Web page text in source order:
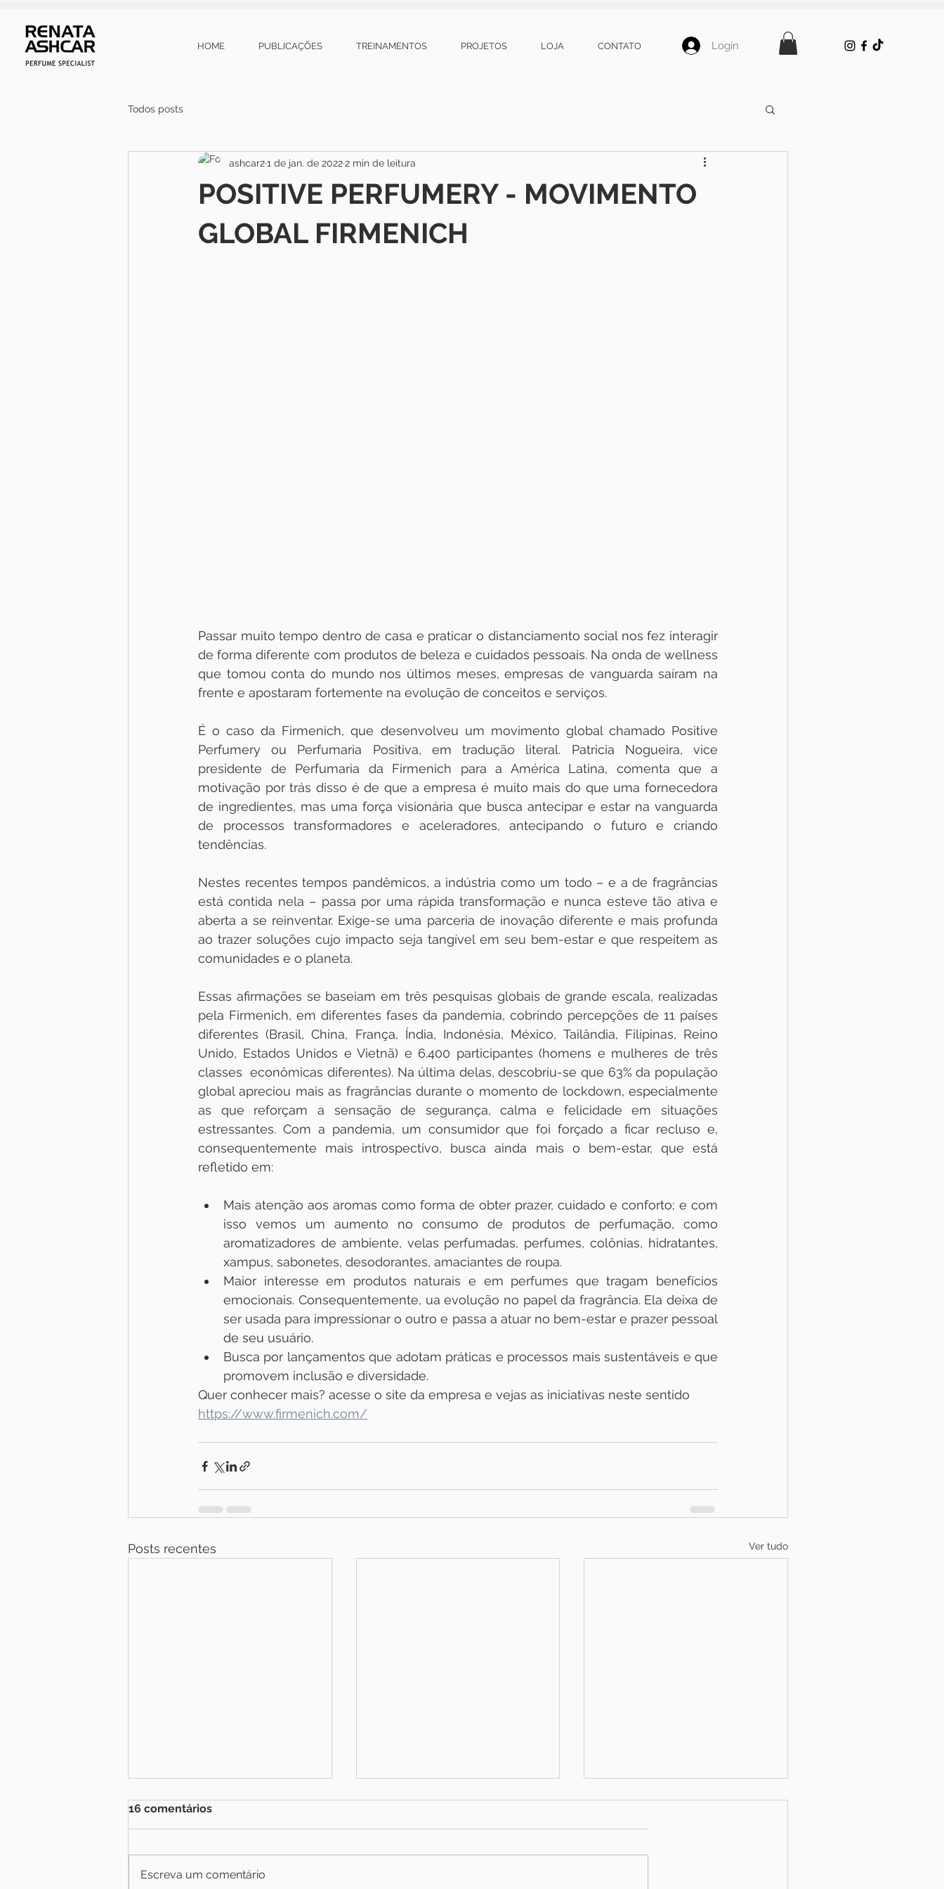
HOME PUBLICAÇÕES TREINAMENTOS PROJETOS LOJA CONTATO Login
Todos posts
POSITIVE PERFUMERY - MOVIMENTO
GLOBAL FIRMENICH
ashcar21 de jan. de 20222 min de leitura
Passar muito tempo dentro de casa e praticar o distanciamento social nos fez interagir
de forma diferente com produtos de beleza e cuidados pessoais. Na onda de wellness
que tomou conta do mundo nos últimos meses, empresas de vanguarda saíram na
frente e apostaram fortemente na evolução de conceitos e serviços.
É o caso da Firmenich, que desenvolveu um movimento global chamado Positive
Perfumery ou Perfumaria Positiva, em tradução literal. Patricia Nogueira, vice
presidente de Perfumaria da Firmenich para a América Latina, comenta que a
motivação por trás disso é de que a empresa é muito mais do que uma fornecedora
de ingredientes, mas uma força visionária que busca antecipar e estar na vanguarda
de processos transformadores e aceleradores, antecipando o futuro e criando
tendências.
Nestes recentes tempos pandêmicos, a indústria como um todo – e a de fragrâncias
está contida nela – passa por uma rápida transformação e nunca esteve tão ativa e
aberta a se reinventar. Exige-se uma parceria de inovação diferente e mais profunda
ao trazer soluções cujo impacto seja tangível em seu bem-estar e que respeitem as
comunidades e o planeta.
Essas afirmações se baseiam em três pesquisas globais de grande escala, realizadas
pela Firmenich, em diferentes fases da pandemia, cobrindo percepções de 11 países
diferentes (Brasil, China, França, Índia, Indonésia, México, Tailândia, Filipinas, Reino
Unido, Estados Unidos e Vietnã) e 6.400 participantes (homens e mulheres de três
classes  econômicas diferentes). Na última delas, descobriu-se que 63% da população
global apreciou mais as fragrâncias durante o momento de lockdown, especialmente
as que reforçam a sensação de segurança, calma e felicidade em situações
estressantes. Com a pandemia, um consumidor que foi forçado a ficar recluso e,
consequentemente mais introspectivo, busca ainda mais o bem-estar, que está
refletido em:
Mais atenção aos aromas como forma de obter prazer, cuidado e conforto; e com
isso vemos um aumento no consumo de produtos de perfumação, como
aromatizadores de ambiente, velas perfumadas, perfumes, colônias, hidratantes,
xampus, sabonetes, desodorantes, amaciantes de roupa.
Maior interesse em produtos naturais e em perfumes que tragam benefícios
emocionais. Consequentemente, ua evolução no papel da fragrância. Ela deixa de
ser usada para impressionar o outro e passa a atuar no bem-estar e prazer pessoal
de seu usuário.
Busca por lançamentos que adotam práticas e processos mais sustentáveis e que
promovem inclusão e diversidade.
Quer conhecer mais? acesse o site da empresa e vejas as iniciativas neste sentido
https://www.firmenich.com/
Posts recentes Ver tudo
PETIT COMITÉ
16 comentários
Escreva um comentário